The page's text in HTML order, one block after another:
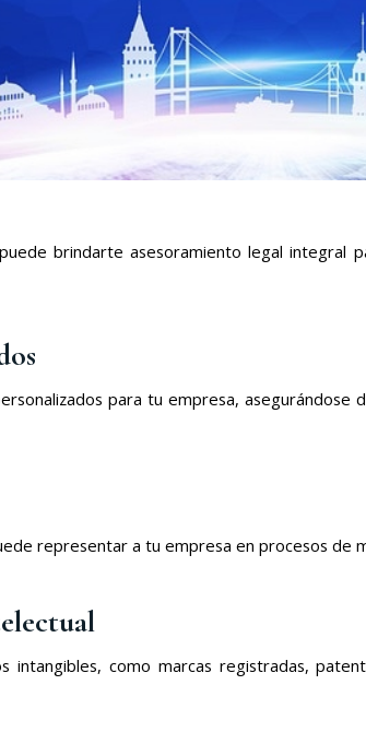
brindarte asesoramiento legal integral
para tu empresa,
representar a tu empresa en procesos
como marcas registradas,